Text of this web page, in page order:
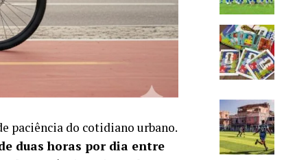
paciência do cotidiano urbano.
duas horas por dia entre